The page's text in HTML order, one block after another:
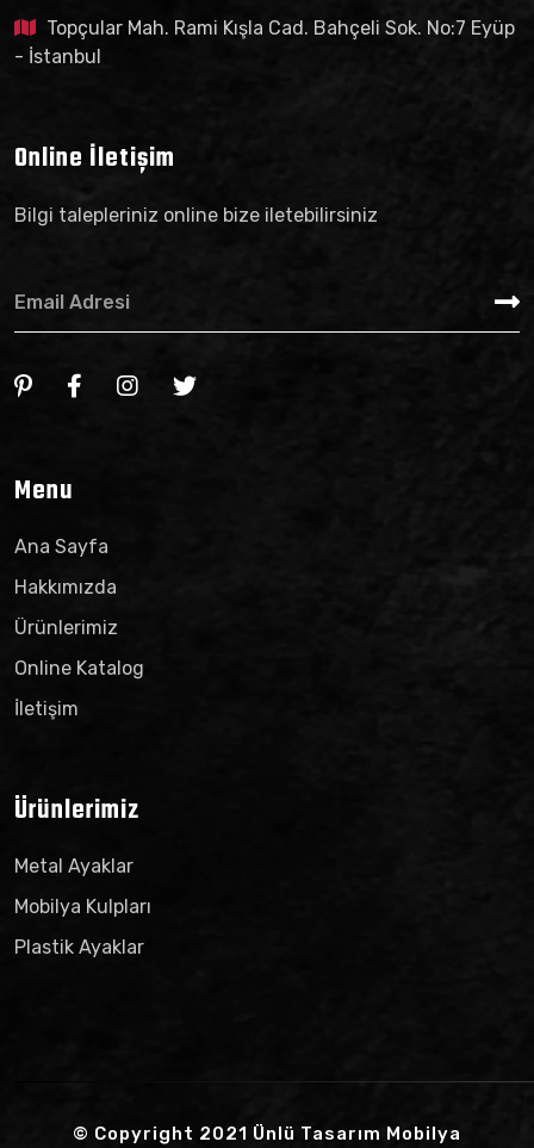
Topçular Mah. Rami Kışla Cad. Bahçeli Sok. No:7 Eyüp
- İstanbul
Menu
Ana Sayfa
Hakkımızda
Ürünlerimiz
Online Katalog
İletişim
Ürünlerimiz
Metal Ayaklar
Mobilya Kulpları
Plastik Ayaklar
Online İletişim
Bilgi talepleriniz online bize iletebilirsiniz
© Copyright 2021 Ünlü Tasarım Mobilya